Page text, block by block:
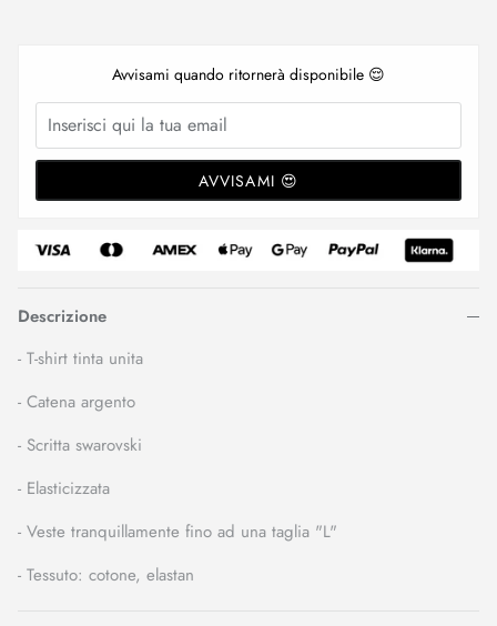
Avvisami quando ritornerà disponibile 😌
AVVISAMI 😍
Descrizione
- T-shirt tinta unita
- Catena argento
- Scritta swarovski
- Elasticizzata
- Veste tranquillamente fino ad una taglia "L"
- Tessuto: cotone, elastan